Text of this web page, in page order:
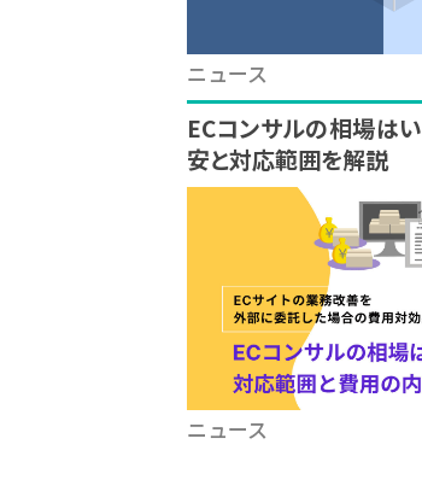
ニュース
ECコンサルの相場は
安と対応範囲を解説
ニュース